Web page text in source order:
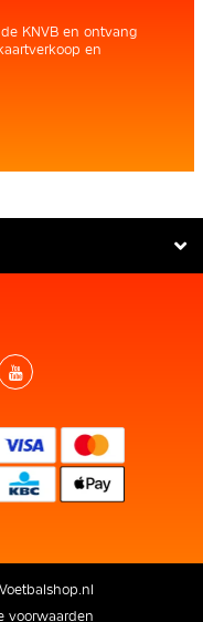
KNVB en ontvang
en
Voetbalshop.nl
voorwaarden